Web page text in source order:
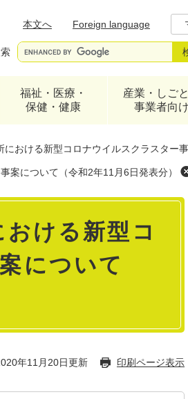
本文へ
Foreign language
福祉・医療・
保健・健康
産業・しごと
事業者向け
における新型コロナウイルスクラスター
案について（令和2年11月6日発表分）
おける新型コ
について
年11月20日更新 印刷ページ表示